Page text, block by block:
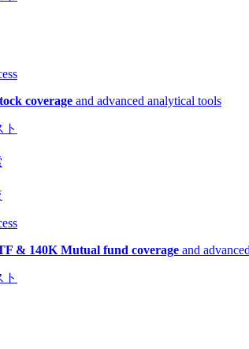
coverage and advanced analytical tools
& 140K Mutual fund coverage and